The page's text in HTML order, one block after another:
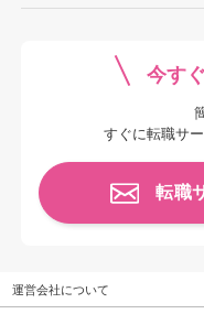
今す
すぐに転職サ
転職
運営会社について